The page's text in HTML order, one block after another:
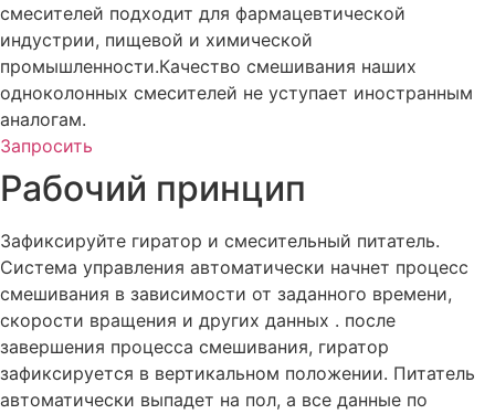
смесителей подходит для фармацевтической
индустрии, пищевой и химической
промышленности.Качество смешивания наших
одноколонных смесителей не уступает иностранным
аналогам.
Запросить
Рабочий принцип
Зафиксируйте гиратор и смесительный питатель.
Система управления автоматически начнет процесс
смешивания в зависимости от заданного времени,
скорости вращения и других данных . после
завершения процесса смешивания, гиратор
зафиксируется в вертикальном положении. Питатель
автоматически выпадет на пол, а все данные по